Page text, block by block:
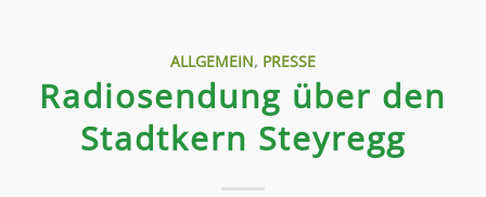
ALLGEMEIN, PRESSE
Radiosendung über den
Stadtkern Steyregg